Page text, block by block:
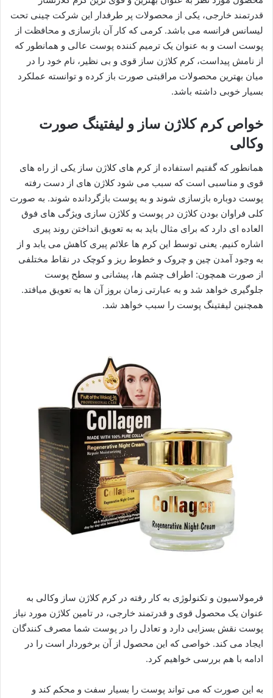
قدرتمند خارجی، یکی از محصولات پر طرفدار این شرکت چینی تحت
لیسانس فرانسه می باشد. کرمی که کار آن بازسازی و محافظت از
پوست است و به عنوان یک ترمیم کننده پوست عالی و همانطور که
از نامش پیداست، کرم کلاژن ساز قوی و بی نظیر، نام خود را در
میان بهترین محصولات مراقبتی صورت باز کرده و توانسته عملکرد
بسیار خوبی داشته باشد.
خواص کرم کلاژن ساز و لیفتینگ صورت
وکالی
همانطور که گفتیم استفاده از کرم های کلاژن ساز یکی از راه های
قوی و مناسبی است که سبب می شود کلاژن های از دست رفته
پوست دوباره بازسازی شوند و به پوست بازگردانده شوند. به صورت
کلی فراوان بودن کلاژن در پوست و کلاژن سازی ویژگی های فوق
العاده ای دارد که برای مثال باید به به تعویق انداختن روند پیری
اشاره کنیم. یعنی توسط این کرم ها علائم پیری کاهش می یابد و از
به وجود آمدن چین و چروک و خطوط ریز و کوچک در نقاط مختلفی
از صورت همچون: اطراف چشم ها، پیشانی و سطح پوست
جلوگیری خواهد شد و به عبارتی زمان بروز آن ها به تعویق میافتد.
همچنین لیفتینگ پوست را سبب خواهد شد.
فرمولاسیون و تکنولوژی به کار رفته در کرم کلاژن ساز وکالی به
عنوان یک محصول قوی و قدرتمند خارجی، در تامین کلاژن مورد نیاز
پوست نقش بسزایی دارد و تعادل را در پوست شما مصرف کنندگان
ایجاد می کند. خواصی که این محصول از آن برخوردار است را در
ادامه با هم بررسی خواهیم کرد.
به این صورت که می تواند پوست را بسیار سفت و محکم کند و